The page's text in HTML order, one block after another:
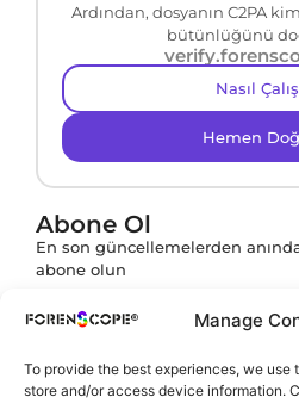
Manage
To provide the best experiences, we
store and/or access device information.
Ardından, dosyanın C2PA
bütünlüğünü
Nasıl
Hemen
Abone Ol
En son güncellemelerden
abone olun
Abone ol butonuna tıklayarak